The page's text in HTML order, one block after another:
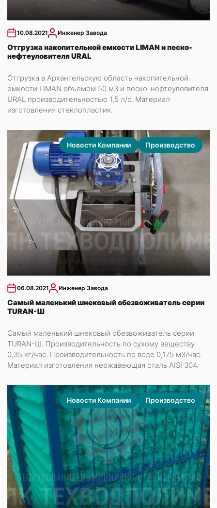
10.08.2021 Инженер Завода
Отгрузка накопительной емкости LIMAN и песко-
нефтеуловителя URAL
Отгрузка в Архангельскую область накопительной
емкости LIMAN объемом 50 м3 и песко-нефтеуловителя
URAL производительностью 1,5 л/с. Материал
изготовления стеклопластик.
Новости Компании Производство
06.08.2021 Инженер Завода
Самый маленький шнековый обезвоживатель серии
TURAN-Ш
Самый маленький шнековый обезвоживатель серии
TURAN-Ш. Производительность по сухому веществу
0,35 кг/час. Производительность по воде 0,175 м3/час.
Материал изготовления нержавеющая сталь AISI 304.
Новости Компании Производство